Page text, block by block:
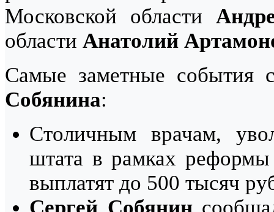
Московской области
области Анатолий
Самые заметные
Собянина:
Столичным врачам,
штата в рамках реформы
выплатят до 500 тысяч